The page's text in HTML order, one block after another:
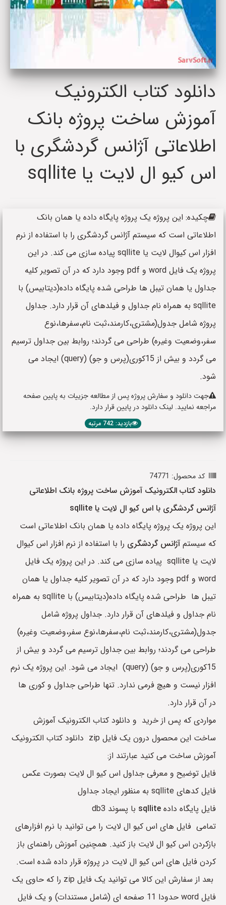
دانلود کتاب الکترونیک
آموزش ساخت پروژه بانک
اطلاعاتی آژانس گردشگری با
اس کیو ال لایت یا sqllite
چکیده: این پروژه یک پروژه پایگاه داده یا همان بانک
اطلاعاتی است که سیستم آژانس گردشگری را با استفاده از نرم
افزار اس کیوال لایت یا sqllite پیاده سازی می کند. در این
پروژه یک فایل word و pdf وجود دارد که در آن تصویر کلیه
جداول یا همان تیبل ها طراحی شده پایگاه داده(دیتابیس) با
sqllite به همراه نام جداول و فیلدهای آن قرار دارد. جداول
پروژه شامل جدول(مشتری،کارمند،ثبت نام،سفرها،نوع
سفر،وضعیت وغیره) طراحی می گردند؛ روابط بین جداول ترسیم
می گردد و بیش از 15کوری(پرس و جو) (query) ایجاد می
شود.
جهت دانلود و سفارش پروژه پس از مطالعه جزییات به پایین صفحه
مراجعه نمایید. لینک دانلود در پایین قرار دارد.
بازدید: 742 مرتبه
کد محصول: 74771
دانلود کتاب الکترونیک آموزش ساخت پروژه بانک اطلاعاتی
آژانس گردشگری با اس کیو ال لایت یا sqllite
این پروژه یک پروژه پایگاه داده یا همان بانک اطلاعاتی است
که سیستم آژانس گردشگری را با استفاده از نرم افزار اس کیوال
لایت یا sqllite پیاده سازی می کند. در این پروژه یک فایل
word و pdf وجود دارد که در آن تصویر کلیه جداول یا همان
تیبل ها طراحی شده پایگاه داده(دیتابیس) با sqllite به همراه
نام جداول و فیلدهای آن قرار دارد. جداول پروژه شامل
جدول(مشتری،کارمند،ثبت نام،سفرها،نوع سفر،وضعیت وغیره)
طراحی می گردند؛ روابط بین جداول ترسیم می گردد و بیش از
15کوری(پرس و جو) (query) ایجاد می شود. این پروژه یک نرم
افزار نیست و هیچ فرمی ندارد. تنها طراحی جداول و کوری ها
در آن قرار دارد.
مواردی که پس از خرید و دانلود کتاب الکترونیک آموزش
ساخت این محصول درون یک فایل zip دانلود کتاب الکترونیک
آموزش ساخت می کنید عبارتند از:
فایل توضیح و معرفی جداول اس کیو ال لایت بصورت عکس
فایل کدهای sqllite به منظور ایجاد جداول
فایل پایگاه داده sqllite با پسوند db3
تمامی فایل های اس کیو ال لایت را می توانید با نرم افزارهای
بازکردن اس کیو ال لایت باز کنید. همچنین آموزش راهنمای باز
کردن فایل های اس کیو ال لایت در پروژه قرار داده شده است.
بعد از سفارش این کالا می توانید یک فایل zip را که حاوی یک
فایل word حدودا 11 صفحه ای (شامل مستندات) و یک فایل